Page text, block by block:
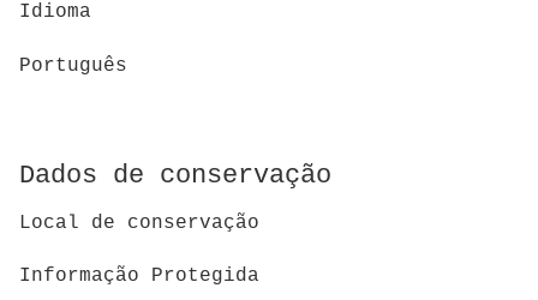
Idioma
Português
Dados de conservação
Local de conservação
Informação Protegida